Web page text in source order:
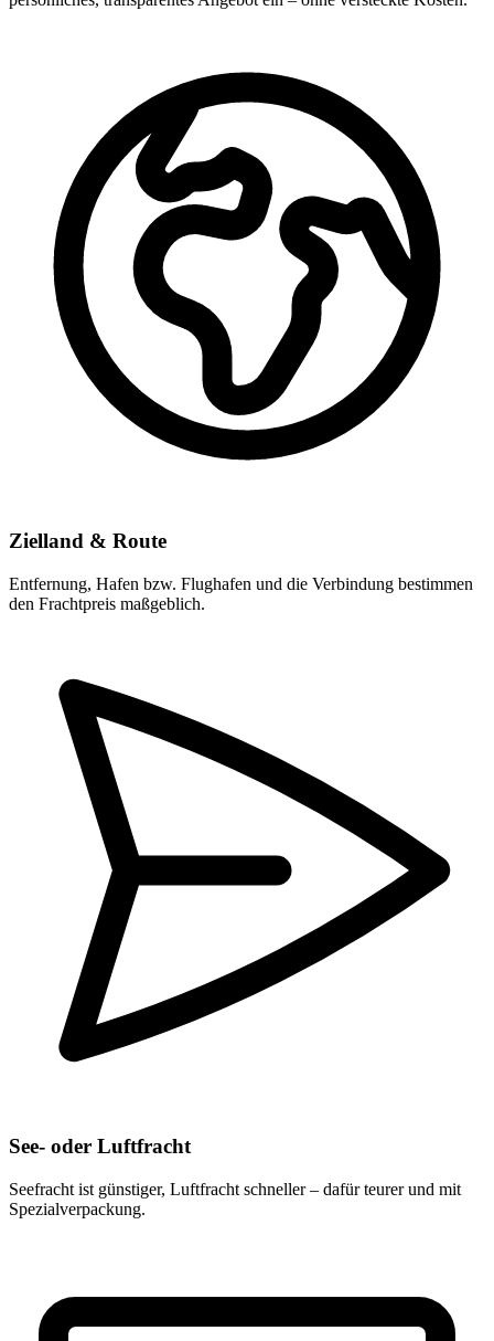
Zielland & Route
Entfernung, Hafen bzw. Flughafen und die Verbindung bestimmen
den Frachtpreis maßgeblich.
See- oder Luftfracht
Seefracht ist günstiger, Luftfracht schneller – dafür teurer und mit
Spezialverpackung.